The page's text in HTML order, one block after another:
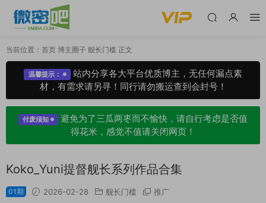
当前位置： 首页 博主圈子 舰长门槛 正文
温馨提示：
站内分享各大平台优质博主，无任何漏点素
材，有需求请另寻！同行请勿搬运查到会封号！
付废须知
避免为了三瓜两枣而不愉快，请自行考虑是否值
得花米，感觉不值请关闭网页！
Koko_Yuni提督舰长系列作品合集
01期 2026-02-28 舰长门槛 推广